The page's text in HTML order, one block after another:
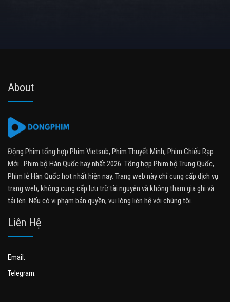
About
Động Phim tổng hợp Phim Vietsub, Phim Thuyết Minh, Phim Chiếu Rạp
Mới . Phim bộ Hàn Quốc hay nhất 2026. Tổng hợp Phim bộ Trung Quốc,
Phim lẻ Hàn Quốc hot nhất hiện nay. Trang web này chỉ cung cấp dịch vụ
trang web, không cung cấp lưu trữ tài nguyên và không tham gia ghi và
tải lên. Nếu có vi phạm bản quyền, vui lòng liên hệ với chúng tôi.
Liên Hệ
Email:
Telegram: